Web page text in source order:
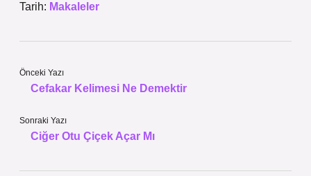
Tarih: Makaleler
Önceki Yazı
Cefakar Kelimesi Ne Demektir
Sonraki Yazı
Ciğer Otu Çiçek Açar Mı